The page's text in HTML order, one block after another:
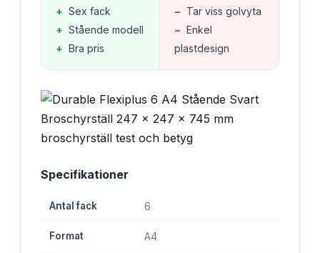
+ Sex fack
+ Stående modell
+ Bra pris
− Tar viss golvyta
− Enkel
plastdesign
Specifikationer
Antal fack 6
Format A4